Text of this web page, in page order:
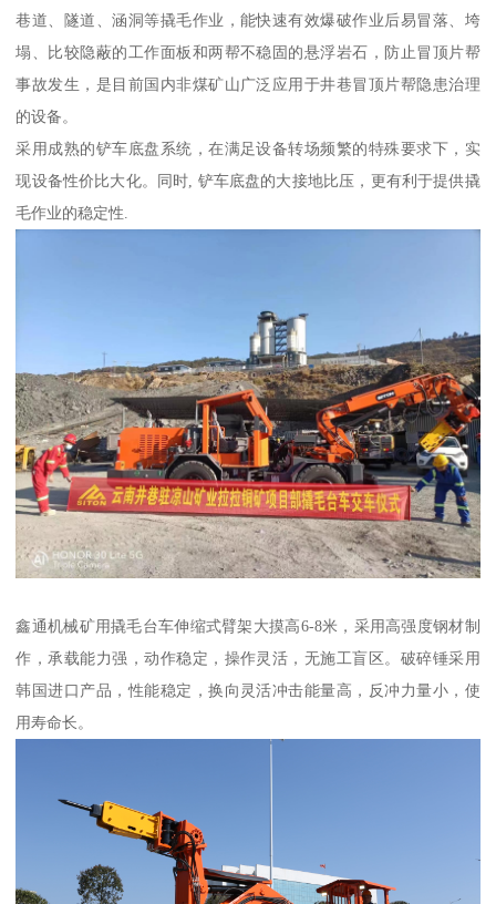
巷道、隧道、涵洞等撬毛作业，能快速有效爆破作业后易冒落、垮
塌、比较隐蔽的工作面板和两帮不稳固的悬浮岩石，防止冒顶片帮
事故发生，是目前国内非煤矿山广泛应用于井巷冒顶片帮隐患治理
的设备。
采用成熟的铲车底盘系统，在满足设备转场频繁的特殊要求下，实
现设备性价比大化。同时, 铲车底盘的大接地比压，更有利于提供撬
毛作业的稳定性.
鑫通机械矿用撬毛台车伸缩式臂架大摸高6-8米，采用高强度钢材制
作，承载能力强，动作稳定，操作灵活，无施工盲区。破碎锤采用
韩国进口产品，性能稳定，换向灵活冲击能量高，反冲力量小，使
用寿命长。